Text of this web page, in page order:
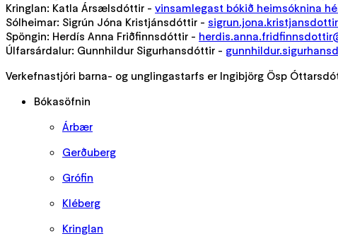
Kringlan: Katla Ársælsdóttir - vinsamlegast bókið heimsóknina
Sólheimar: Sigrún Jóna Kristjánsdóttir -
Spöngin: Herdís Anna Friðfinnsdóttir -
Úlfarsárdalur: Gunnhildur Sigurhansdóttir -
Verkefnastjóri barna- og unglingastarfs er Ingibjörg Ösp
Bókasöfnin
Árbær
Gerðuberg
Grófin
Kléberg
Kringlan